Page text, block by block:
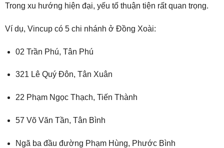
Trong xu hướng hiện đại, yếu tố thuận tiện rất quan trọng.
Ví dụ, Vincup có 5 chi nhánh ở Đồng Xoài:
02 Trần Phú, Tân Phú
321 Lê Quý Đôn, Tân Xuân
22 Phạm Ngọc Thạch, Tiến Thành
57 Võ Văn Tần, Tân Bình
Ngã ba đầu đường Phạm Hùng, Phước Bình